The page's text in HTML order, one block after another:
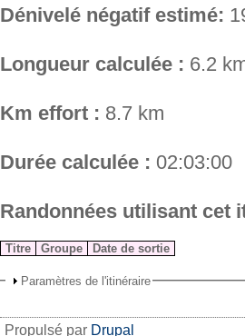
Dénivelé négatif estimé:
Longueur calculée : 6.2
Km effort : 8.7 km
Durée calculée : 02:03:00
Randonnées utilisant cet
Titre Groupe Date de sortie
Paramètres de l'itinéraire
Propulsé par Drupal